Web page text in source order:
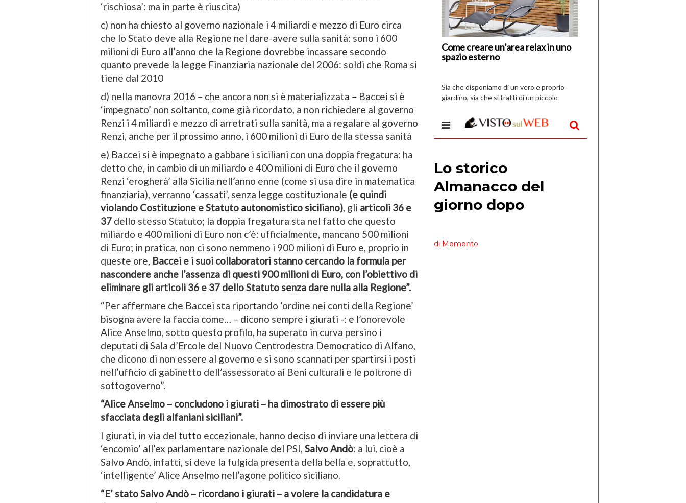
‘rischiosa’: ma in parte è riuscita)
c) non ha chiesto al governo nazionale i 4 miliardi e mezzo di Euro circa
che lo Stato deve alla Regione nel dare-avere sulla sanità: sono i 600
milioni di Euro all’anno che la Regione dovrebbe incassare secondo
quanto prevede la legge Finanziaria nazionale del 2006: soldi che Roma si
tiene dal 2010
d) nella manovra 2016 – che ancora non si è materializzata – Baccei si è
‘impegnato’ non soltanto, come già ricordato, a non richiedere al governo
Renzi i 4 miliardi e mezzo di arretrati sulla sanità, ma a regalare al governo
Renzi, anche per il prossimo anno, i 600 milioni di Euro della stessa sanità
e) Baccei si è impegnato a gabbare i siciliani con una doppia fregatura: ha
detto che, in cambio di un miliardo e 400 milioni di Euro che il governo
Renzi ‘erogherà’ alla Sicilia nell’anno enne (come si usa dire in matematica
finanziaria), verranno ‘cassati’, senza legge costituzionale (e quindi
violando Costituzione e Statuto autonomistico siciliano), gli articoli 36 e
37 dello stesso Statuto; la doppia fregatura sta nel fatto che questo
miliardo e 400 milioni di Euro non c’è: ufficialmente, mancano 500 milioni
di Euro; in pratica, non ci sono nemmeno i 900 milioni di Euro e, proprio in
queste ore, Baccei e i suoi collaboratori stanno cercando la formula per
nascondere anche l’assenza di questi 900 milioni di Euro, con l’obiettivo di
eliminare gli articoli 36 e 37 dello Statuto senza dare nulla alla Regione”.
“Per affermare che Baccei sta riportando ‘ordine nei conti della Regione’
bisogna avere la faccia come… – dicono sempre i giurati -: e l’onorevole
Alice Anselmo, sotto questo profilo, ha superato in curva persino i
deputati di Sala d’Ercole del Nuovo Centrodestra Democratico di Alfano,
che dicono di non essere al governo e si sono scannati per spartirsi i posti
nell’ufficio di gabinetto dell’assessorato ai Beni culturali e le poltrone di
sottogoverno”.
“Alice Anselmo – concludono i giurati – ha dimostrato di essere più
sfacciata degli alfaniani siciliani”.
I giurati, in via del tutto eccezionale, hanno deciso di inviare una lettera di
‘encomio’ all’ex parlamentare nazionale del PSI, Salvo Andò: a lui, cioè a
Salvo Andò, infatti, si deve la fulgida presenta della bella e, soprattutto,
‘intelligente’ Alice Anselmo nell’agone politico siciliano.
“E’ stato Salvo Andò – ricordano i giurati – a volere la candidatura e
Come creare un’area relax in uno
spazio esterno
Vespri
Sia che disponiamo di un vero e proprio
giardino, sia che si tratti di un piccolo